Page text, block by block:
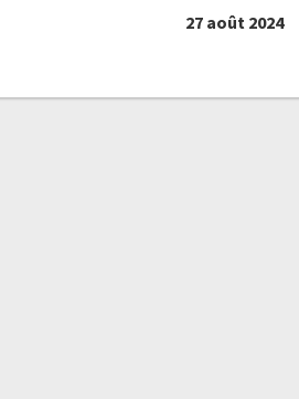
27 août 2024